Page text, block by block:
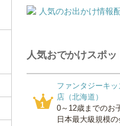
人気おでかけスポ
1
ファンタジーキ
店（北海道）
0～12歳までのお
日本最大級規模